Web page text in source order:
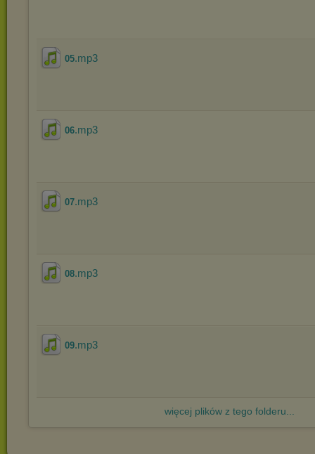
05.mp3
06.mp3
07.mp3
08.mp3
09.mp3
więcej plików z tego folderu...